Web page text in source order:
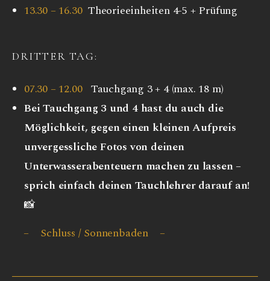
13.30 – 16.30Theorieeinheiten 4-5 + Prüfung
DRITTER TAG:
07.30 – 12.00 Tauchgang 3 + 4 (max. 18 m)
Bei Tauchgang 3 und 4 hast du auch die
Möglichkeit, gegen einen kleinen Aufpreis
unvergessliche Fotos von deinen
Unterwasserabenteuern machen zu lassen –
sprich einfach deinen Tauchlehrer darauf an!
📸
– Schluss / Sonnenbaden –